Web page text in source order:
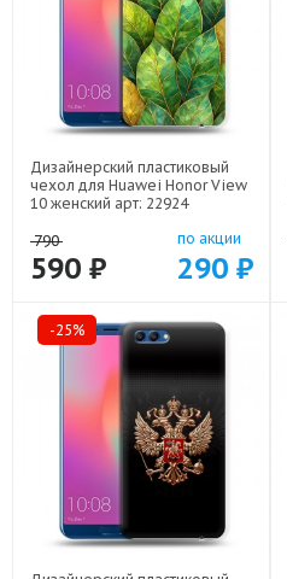
Дизайнерский пластиковый
чехол для Huawei Honor View
10 женский арт: 22924
790
590 ₽
по акции
290 ₽
-25%